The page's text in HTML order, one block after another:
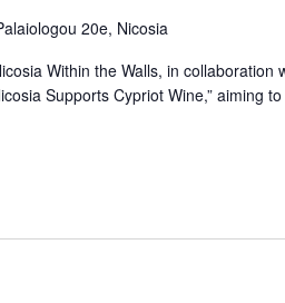
20e, Nicosia
Within the Walls, in collaboration
Supports Cypriot Wine,” aiming